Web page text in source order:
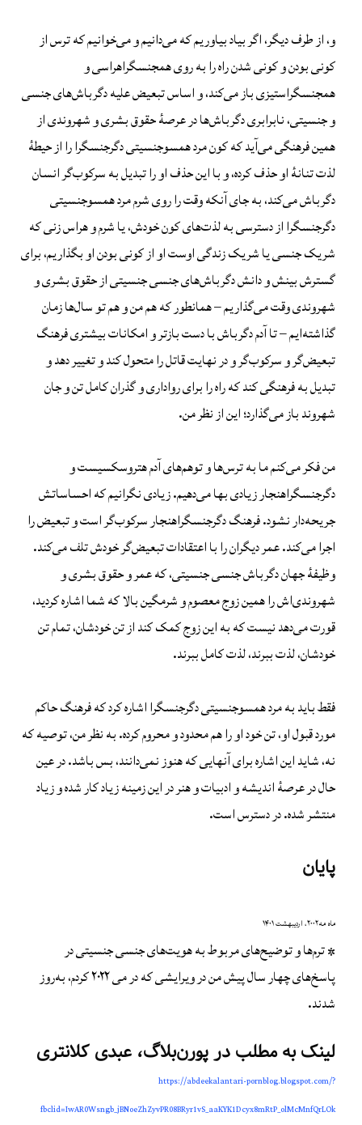
و، از طرف دیگر، اگر بیاد بیاوریم که می‌دانیم و می‌خوانیم که ترس از
کونی بودن و کونی شدن راه را به روی همجنسگراهراسی و
همجنسگراستیزی باز می‌کند، و اساس تبعیض علیه دگرباش‌های جنسی
و جنسیتی، نابرابری دگرباش‌ها در عرصهٔ حقوق بشری و شهروندی از
همین فرهنگی می‌آید که کون مرد همسوجنسیتی دگرجنسگرا را از حیطهٔ
لذت تنانهٔ او حذف کرده، و با این حذف او را تبدیل به سرکوب‌گر انسان
دگرباش می‌کند، به جای آنکه وقت را روی شرم مرد همسوجنسیتی
دگرجنسگرا از دسترسی به لذت‌های کون خودش، یا شرم و هراس زنی که
شریک جنسی یا شریک زندگی اوست او از کونی بودن او بگذاریم، برای
گسترش بینش و دانش دگرباش‌های جنسی جنسیتی از حقوق بشری و
شهروندی وقت می‌گذاریم – همانطور که هم من و هم تو سال‌ها زمان
گذاشته‌ایم – تا آدم دگرباش با دست بازتر و امکانات بیشتری فرهنگ
تبعیض‌گر و سرکوب‌گر و در نهایت قاتل را متحول کند و تغییر دهد و
تبدیل به فرهنگی کند که راه را برای رواداری و گذران کامل تن و جان
شهروند باز می‌گذارد؛ این از نظر من.
من فکر می‌کنم ما به ترس‌ها و توهم‌های آدم هتروسکسیست و
دگرجنسگراهنجار زیادی بها می‌دهیم. زیادی نگرانیم که احساساتش
جریحه‌دار نشود. فرهنگ دگرجنسگراهنجار سرکوب‌گر است و تبعیض را
اجرا می‌کند. عمر دیگران را با اعتقادات تبعیض‌گر خودش تلف می‌کند.
وظیفهٔ جهان دگرباش جنسی جنسیتی، که عمر و حقوق بشری و
شهروندی‌اش را همین زوج معصوم و شرمگین بالا که شما اشاره کردید،
قورت می‌دهد نیست که به این زوج کمک کند از تن خودشان، تمام تن
خودشان، لذت ببرند، لذت کامل ببرند.
فقط باید به مرد همسوجنسیتی دگرجنسگرا اشاره کرد که فرهنگ حاکم‌
مورد قبول او، تن خود او را هم محدود و محروم کرده. به نظر من، توصیه که
نه، شاید این اشاره برای آنهایی که هنوز نمی‌دانند، بس باشد. در عین
حال در عرصهٔ اندیشه و ادبیات و هنر در این زمینه زیاد کار شده و زیاد
منتشر شده. در دسترس است.
پایان
ماه مه ۲۰۰۲، اردیبهشت ۱۴۰۱
* ترم‌ها و توضیح‌های مربوط به هویت‌های جنسی جنسیتی در
پاسخ‌های چهار سال پیش من در ویرایشی که در می ۲۰۲۲ کردم، به‌روز
شدند.
لینک به مطلب در پورن‌بلاگ، عبدی کلانتری
https://abdeekalantari-pornblog.blogspot.com/?
fbclid=IwAR0Wsngb_jBNoeZhZyvPR08BRyr1vS_aaKYK1Dcyx8mRtP_olMcMnfQrLOk